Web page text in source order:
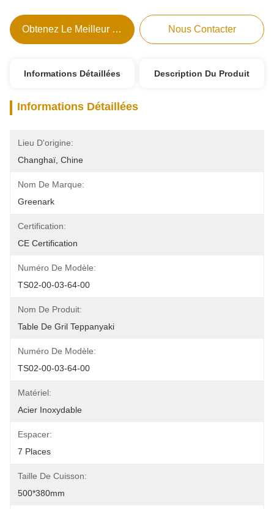
Obtenez Le Meilleur Prix Nous Contacter
Informations Détaillées Description Du Produit
Informations Détaillées
Lieu D'origine:
Changhaï, Chine
Nom De Marque:
Greenark
Certification:
CE Certification
Numéro De Modèle:
TS02-00-03-64-00
Nom De Produit:
Table De Gril Teppanyaki
Numéro De Modèle:
TS02-00-03-64-00
Matériel:
Acier Inoxydable
Espacer:
7 Places
Taille De Cuisson:
500*380mm